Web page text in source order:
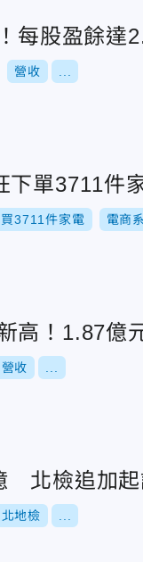
每股盈餘
營收
下單3711
3711件家電 電商
高！1.87億
營收
北檢追加
地檢